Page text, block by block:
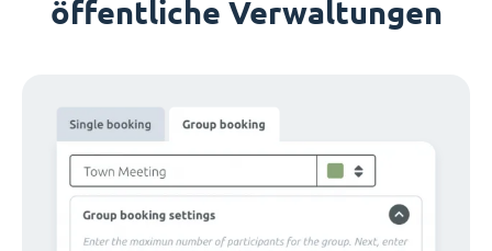
öffentliche Verwaltungen